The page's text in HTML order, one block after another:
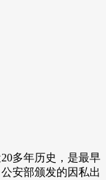
多年历史，是最早
安部颁发的因私出